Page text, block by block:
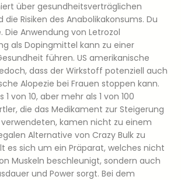
über gesundheitsverträglichen
Risiken des Anabolikakonsums. Du
Die Anwendung von Letrozol
als Dopingmittel kann zu einer
führen. US amerikanische
dass der Wirkstoff potenziell auch
Alopezie bei Frauen stoppen kann.
von 10, aber mehr als 1 von 100
die das Medikament zur Steigerung
kamen nicht zu einem
Alternative von Crazy Bulk zu
es sich um ein Präparat, welches nicht
Muskeln beschleunigt, sondern auch
und Power sorgt. Bei dem